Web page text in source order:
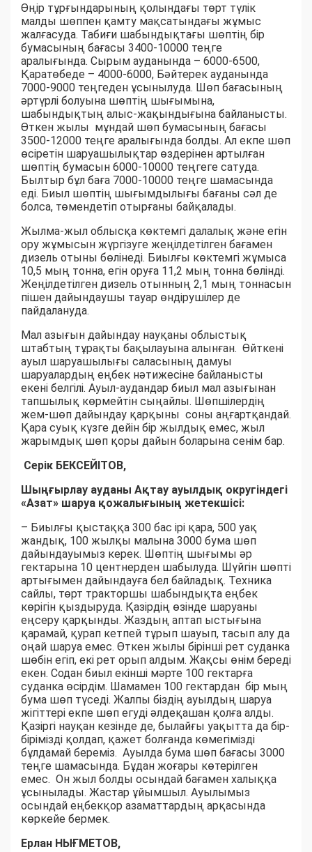
Өңір тұрғындарының қолындағы төрт түлік
малды шөппен қамту мақсатындағы жұмыс
жалғасуда. Табиғи шабындықтағы шөптің бір
бумасының бағасы 3400-10000 теңге
аралығында. Сырым ауданында – 6000-6500,
Қаратөбеде – 4000-6000, Бәйтерек ауданында
7000-9000 теңгеден ұсынылуда. Шөп бағасының
әртүрлі болуына шөптің шығымына,
шабындықтың алыс-жақындығына байланысты.
Өткен жылы мұндай шөп бумасының бағасы
3500-12000 теңге аралығында болды. Ал екпе шөп
өсіретін шаруашылықтар өздерінен артылған
шөптің бумасын 6000-10000 теңгеге сатуда.
Былтыр бұл баға 7000-10000 теңге шамасында
еді. Биыл шөптің шығымдылығы бағаны сәл де
болса, төмендетіп отырғаны байқалады.
Жылма-жыл облысқа көктемгі далалық және егін
ору жұмысын жүргізуге жеңілдетілген бағамен
дизель отыны бөлінеді. Биылғы көктемгі жұмыса
10,5 мың тонна, егін оруға 11,2 мың тонна бөлінді.
Жеңілдетілген дизель отынның 2,1 мың тоннасын
пішен дайындаушы тауар өндірушілер де
пайдалануда.
Мал азығын дайындау науқаны облыстық
штабтың тұрақты бақылауына алынған. Өйткені
ауыл шаруашылығы саласының дамуы
шаруалардың еңбек нәтижесіне байланысты
екені белгілі. Ауыл-аудандар биыл мал азығынан
тапшылық көрмейтін сыңайлы. Шөпшілердің
жем-шөп дайындау қарқыны соны аңғартқандай.
Қара суық күзге дейін бір жылдық емес, жыл
жарымдық шөп қоры дайын боларына сенім бар.
Серік БЕКСЕЙІТОВ,
Шыңғырлау ауданы Ақтау ауылдық округіндегі
«Азат» шаруа қожалығының жетекшісі:
– Биылғы қыстаққа 300 бас ірі қара, 500 уақ
жандық, 100 жылқы малына 3000 бума шөп
дайындауымыз керек. Шөптің шығымы әр
гектарына 10 центнерден шабылуда. Шүйгін шөпті
артығымен дайындауға бел байладық. Техника
сайлы, төрт тракторшы шабындықта еңбек
көрігін қыздыруда. Қазірдің өзінде шаруаны
еңсеру қарқынды. Жаздың аптап ыстығына
қарамай, қурап кетпей тұрып шауып, тасып алу да
оңай шаруа емес. Өткен жылы бірінші рет суданка
шөбін егіп, екі рет орып алдым. Жақсы өнім береді
екен. Содан биыл екінші мәрте 100 гектарға
суданка өсірдім. Шамамен 100 гектардан бір мың
бума шөп түседі. Жалпы біздің ауылдың шаруа
жігіттері екпе шөп егуді әлдеқашан қолға алды.
Қазіргі науқан кезінде де, былайғы уақытта да бір-
бірімізді қолдап, қажет болғанда көмегімізді
бұлдамай береміз. Ауылда бума шөп бағасы 3000
теңге шамасында. Бұдан жоғары көтерілген
емес. Он жыл болды осындай бағамен халыққа
ұсынылады. Жастар ұйымшыл. Ауылымыз
осындай еңбекқор азаматтардың арқасында
көркейе бермек.
Ерлан НЫҒМЕТОВ,